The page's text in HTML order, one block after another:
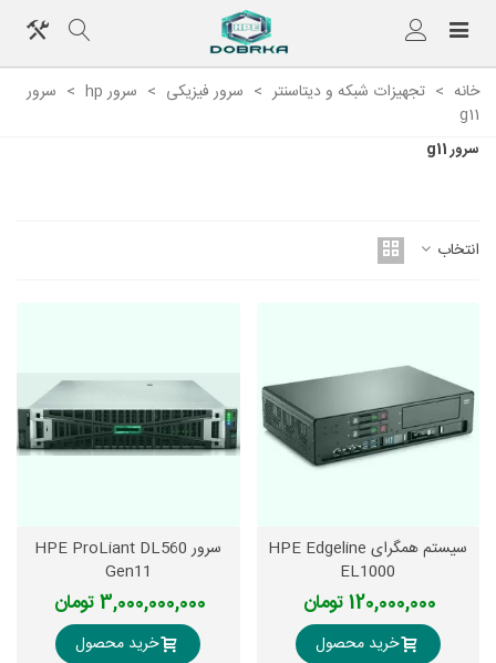
خانه > تجهیزات شبکه و دیتاسنتر > سرور فیزیکی > سرور hp > سرور
g11
سرور g11
انتخاب
سیستم همگرای HPE Edgeline
EL1000
120,000,000 تومان
خرید محصول
سرور HPE ProLiant DL560
Gen11
3,000,000,000 تومان
خرید محصول